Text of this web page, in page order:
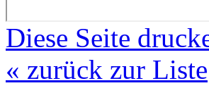
Diese Seite
« zurück zur Liste